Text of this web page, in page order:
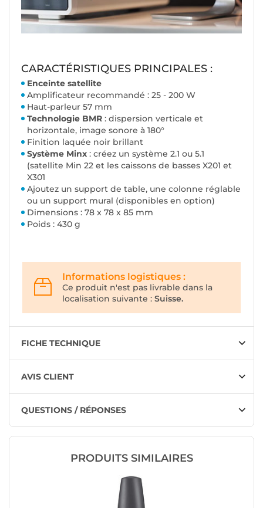
CARACTÉRISTIQUES PRINCIPALES :
Enceinte satellite
Amplificateur recommandé : 25 - 200 W
Haut-parleur 57 mm
Technologie BMR : dispersion verticale et
horizontale, image sonore à 180°
Finition laquée noir brillant
Système Minx : créez un système 2.1 ou 5.1
(satellite Min 22 et les caissons de basses X201 et
X301
Ajoutez un support de table, une colonne réglable
ou un support mural (disponibles en option)
Dimensions : 78 x 78 x 85 mm
Poids : 430 g
Informations logistiques :
Ce produit n'est pas livrable dans la
localisation suivante : Suisse.
FICHE TECHNIQUE
AVIS CLIENT
QUESTIONS / RÉPONSES
PRODUITS SIMILAIRES